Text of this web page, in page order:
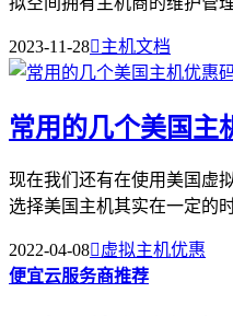
2023-11-28主机文档
常用的几个美国主
现在我们还有在使用美国虚
选择美国主机其实在一定的
2022-04-08虚拟主机优惠
便宜云服务商推荐